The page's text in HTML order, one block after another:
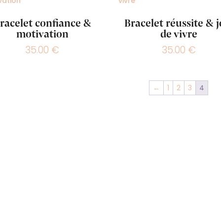
confiance &
motivation
35.00 €
Bracelet réussite &
de vivre
35.00 €
← 1 2 3 4